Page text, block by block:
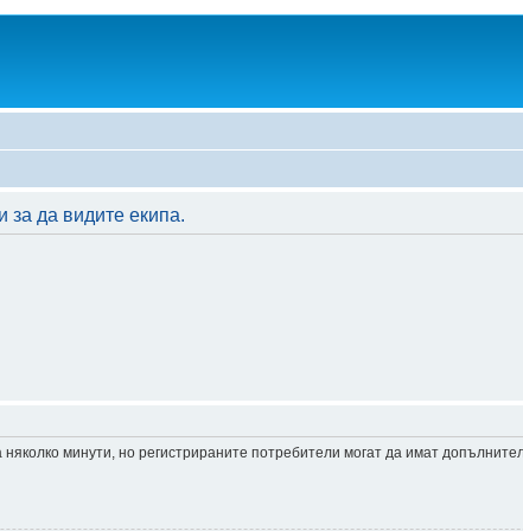
за да видите екипа.
минути, но регистрираните потребители могат да имат